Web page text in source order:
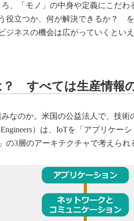
、「モノ」の中身や定義にこだ
役立つか、何が解決できるか？
ジネスの機会は広がっていくといえ
すべては生産情報
なのか。米国の公益法人で、技術
Engineers）は、IoTを「アプリケー
の3層のアーキテクチャで考えられ